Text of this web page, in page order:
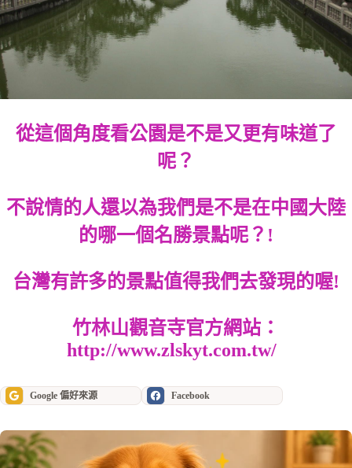
從這個角度看公園是不是又更有味道了
呢？
不說情的人還以為我們是不是在中國大陸
的哪一個名勝景點呢？!
台灣有許多的景點值得我們去發現的喔!
竹林山觀音寺官方網站：
http://www.zlskyt.com.tw/
Google 偏好來源 Facebook